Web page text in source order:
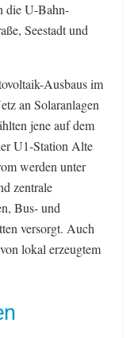
die U-Bahn-
Seestadt und
Ausbaus im
an Solaranlagen
jene auf dem
U1-Station Alte
werden unter
zentrale
Bus- und
versorgt. Auch
lokal erzeugtem